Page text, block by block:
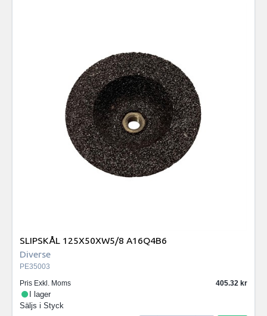
SLIPSKÅL 125X50XW5/8 A16Q4B6
Diverse
PE35003
Pris Exkl. Moms
405.32
I lager
Säljs i Styck